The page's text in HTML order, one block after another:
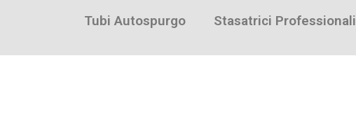
Tubi Autospurgo Stasatrici Professionali